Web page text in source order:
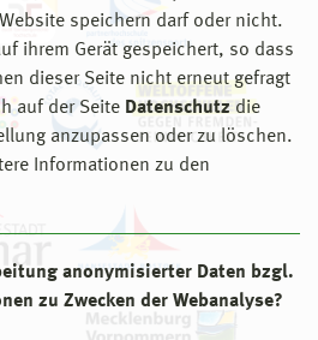
speichern darf oder nicht.
ihrem Gerät gespeichert, so dass
dieser Seite nicht erneut gefragt
auf der Seite Datenschutz die
anzupassen oder zu löschen.
Informationen zu den
anonymisierter Daten bzgl.
zu Zwecken der Webanalyse?